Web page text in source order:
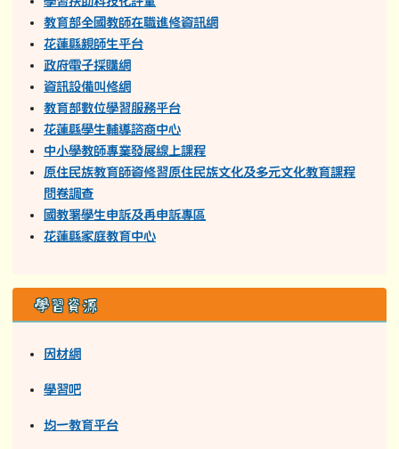
教育部全國教師在職進修資訊網
花蓮縣親師生平台
政府電子採購網
資訊設備叫修網
教育部數位學習服務平台
花蓮縣學生輔導諮商中心
中小學教師專業發展線上課程
原住民族教育師資修習原住民族文化及多元文化教育課程
問卷調查
國教署學生申訴及再申訴專區
花蓮縣家庭教育中心
學習資源
因材網
學習吧
均一教育平台